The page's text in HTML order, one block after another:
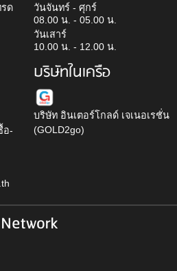
ด
อ-
วันจันทร์ - ศุกร์
08.00 น. - 05.00 น.
วันเสาร์
10.00 น. - 12.00 น.
บริษัทในเครือ
บริษัท อินเตอร์โกลด์ เจเนอเรชั่น
(GOLD2go)